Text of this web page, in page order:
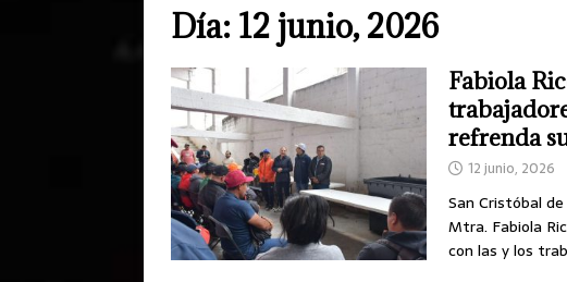
Día: 12 junio, 2026
Fabiola
refrenda
12 junio, 2026
San Cristóbal
Mtra. Fabiola
con las y los